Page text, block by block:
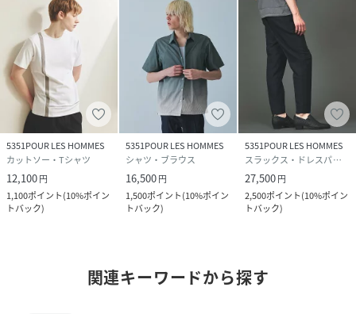
5351POUR LES HOMMES
カットソー・Tシャツ
12,100円
1,100ポイント(10%ポイン
トバック)
5351POUR LES HOMMES
シャツ・ブラウス
16,500円
1,500ポイント(10%ポイン
トバック)
5351POUR LES HOMMES
スラックス・ドレスパンツ
27,500円
2,500ポイント(10%ポイン
トバック)
関連キーワードから探す